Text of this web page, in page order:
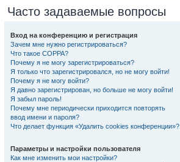
Часто задаваемые вопросы
Вход на конференцию и регистрация
Зачем мне нужно регистрироваться?
Что такое COPPA?
Почему я не могу зарегистрироваться?
Я только что зарегистрировался, но не могу войти!
Почему я не могу войти?
Я давно зарегистрирован, но больше не могу войти!
Я забыл пароль!
Почему мне периодически приходится повторять
ввод имени и пароля?
Что делает функция «Удалить cookies конференции»?
Параметры и настройки пользователя
Как мне изменить мои настройки?